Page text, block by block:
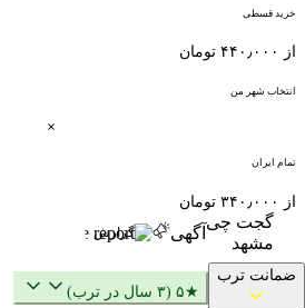
خرید قسطی
از ۴۴۰٫۰۰۰ تومان
انتخاب شهر من
تمام ایران
از ۳۴۰٫۰۰۰ تومان
گجت چی
مشهد
آگهی گزارش
ضمانت ترب
★۵ (۳ سال در ترب)